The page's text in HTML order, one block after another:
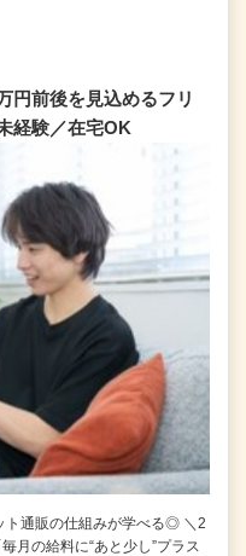
円前後を見込めるフリ
経験／在宅OK
ト通販の仕組みが学べる◎ ＼2
月の給料に“あと少し”プラス